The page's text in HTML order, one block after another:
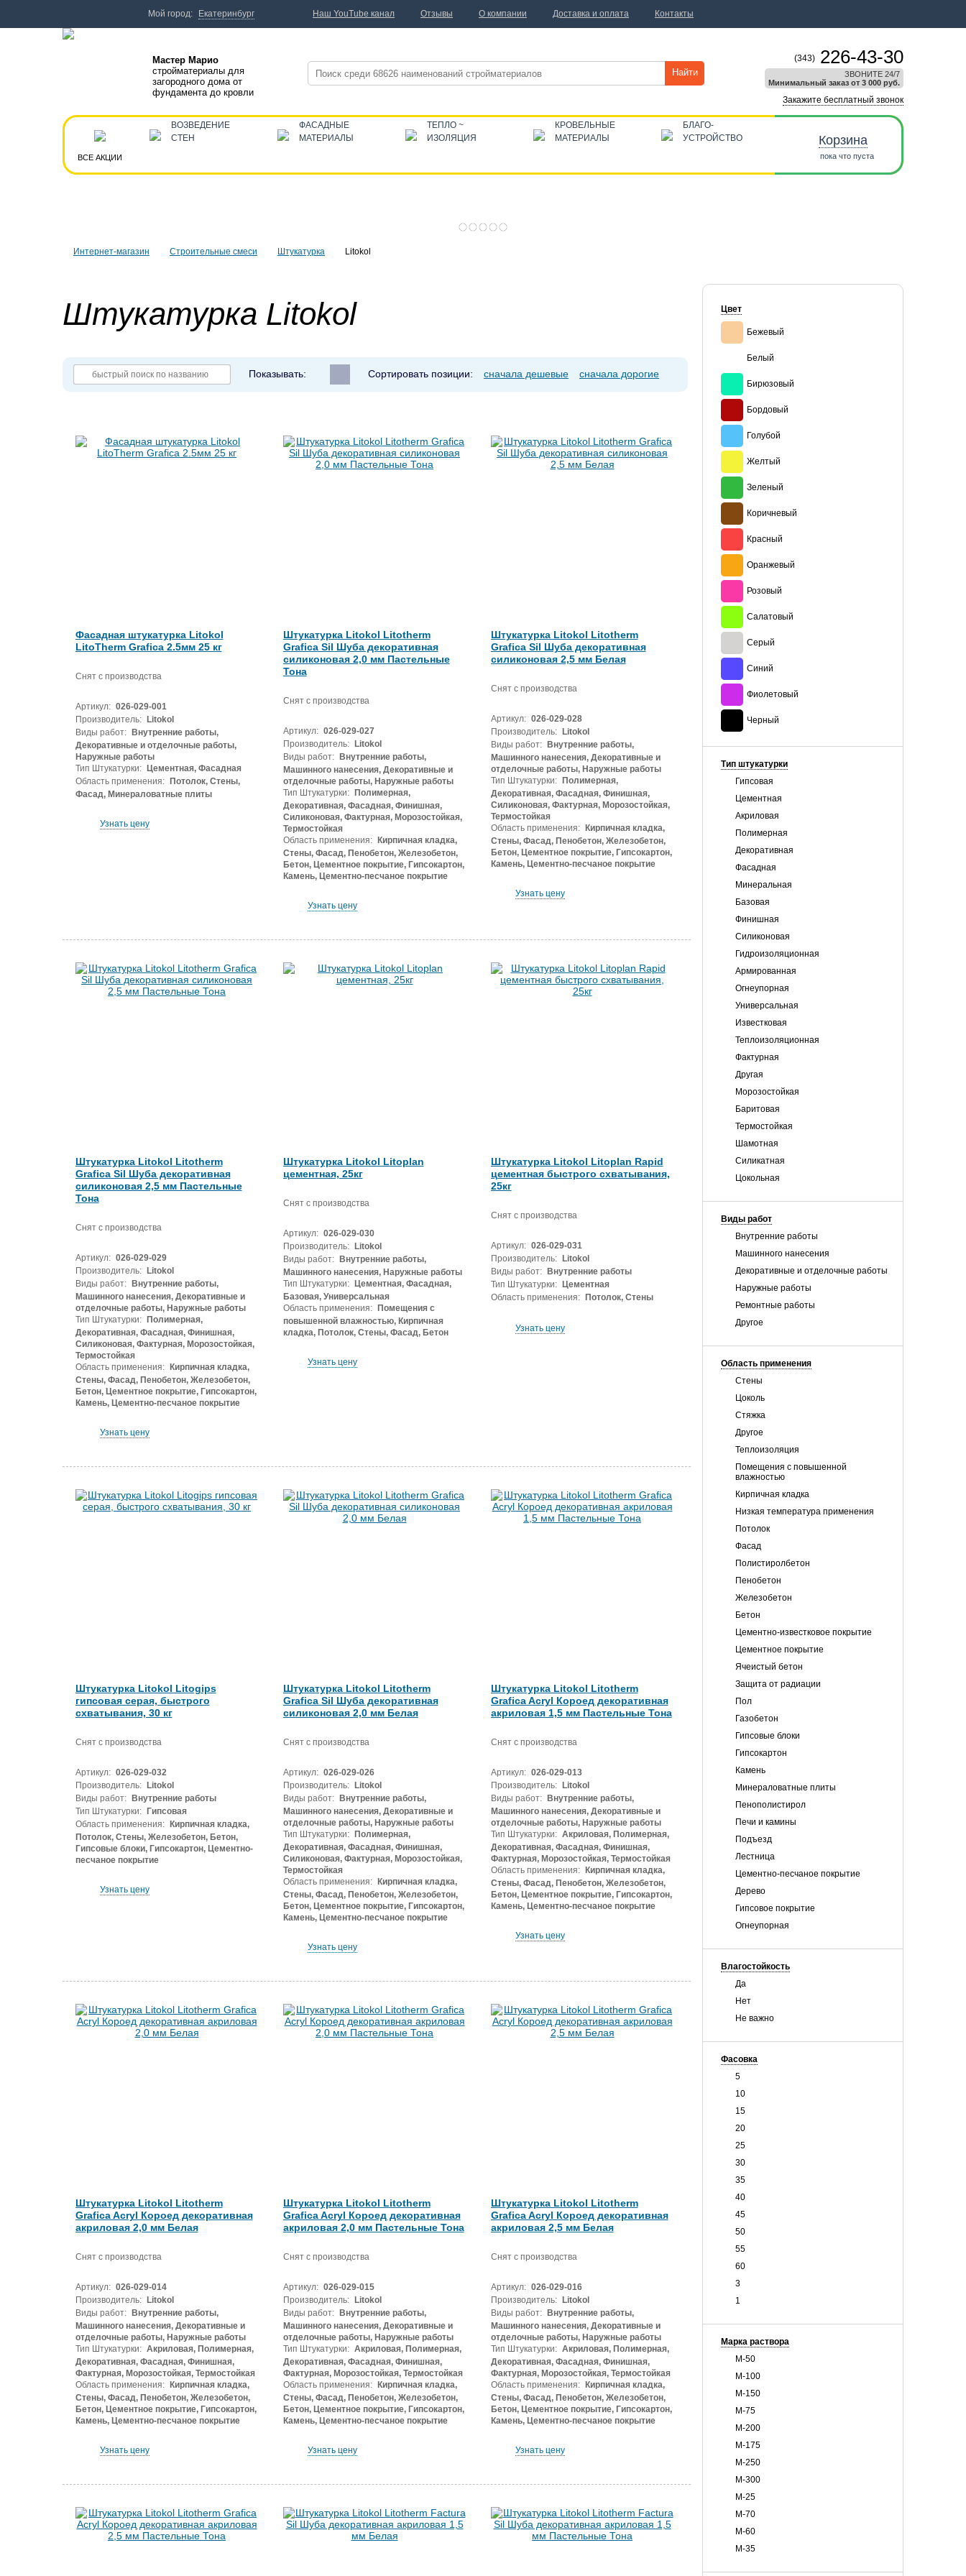
Интернет-магазин Строительные смеси Штукатурка Litokol
Цвет
Бежевый
Белый
Бирюзовый
Бордовый
Голубой
Желтый
Зеленый
Коричневый
Красный
Оранжевый
Розовый
Салатовый
Серый
Синий
Фиолетовый
Черный
Тип штукатурки
Гипсовая
Цементная
Акриловая
Полимерная
Декоративная
Фасадная
Минеральная
Базовая
Финишная
Силиконовая
Гидроизоляционная
Армированная
Огнеупорная
Универсальная
Известковая
Теплоизоляционная
Фактурная
Другая
Морозостойкая
Баритовая
Термостойкая
Шамотная
Силикатная
Цокольная
Виды работ
Внутренние работы
Машинного нанесения
Декоративные и отделочные работы
Наружные работы
Ремонтные работы
Другое
Область применения
Стены
Цоколь
Стяжка
Другое
Теплоизоляция
Помещения с повышенной
влажностью
Кирпичная кладка
Низкая температура применения
Потолок
Фасад
Полистиролбетон
Пенобетон
Железобетон
Бетон
Цементно-известковое покрытие
Цементное покрытие
Ячеистый бетон
Защита от радиации
Пол
Газобетон
Гипсовые блоки
Гипсокартон
Камень
Минераловатные плиты
Пенополистирол
Печи и камины
Подъезд
Лестница
Цементно-песчаное покрытие
Дерево
Гипсовое покрытие
Огнеупорная
Влагостойкость
Да
Нет
Не важно
Фасовка
5
10
15
20
25
30
35
40
45
50
55
60
3
1
Марка раствора
М-50
М-100
М-150
М-75
М-200
М-175
М-250
М-300
М-25
М-70
М-60
М-35
Штукатурка Litokol
Показывать: Сортировать позиции: сначала дешевые сначала дорогие
Фасадная штукатурка Litokol
LitoTherm Grafica 2.5мм 25 кг
Снят с производства
Артикул: 026-029-001
Производитель:
Litokol
Виды работ:
Внутренние работы,
Декоративные и отделочные работы,
Наружные работы
Тип Штукатурки:
Цементная, Фасадная
Область применения:
Потолок, Стены,
Фасад, Минераловатные плиты
Узнать цену
Штукатурка Litokol Litotherm
Grafica Sil Шуба декоративная
силиконовая 2,0 мм Пастельные
Тона
Снят с производства
Артикул: 026-029-027
Производитель:
Litokol
Виды работ:
Внутренние работы,
Машинного нанесения, Декоративные и
отделочные работы, Наружные работы
Тип Штукатурки:
Полимерная,
Декоративная, Фасадная, Финишная,
Силиконовая, Фактурная, Морозостойкая,
Термостойкая
Область применения:
Кирпичная кладка,
Стены, Фасад, Пенобетон, Железобетон,
Бетон, Цементное покрытие, Гипсокартон,
Камень, Цементно-песчаное покрытие
Узнать цену
Штукатурка Litokol Litotherm
Grafica Sil Шуба декоративная
силиконовая 2,5 мм Белая
Снят с производства
Артикул: 026-029-028
Производитель:
Litokol
Виды работ:
Внутренние работы,
Машинного нанесения, Декоративные и
отделочные работы, Наружные работы
Тип Штукатурки:
Полимерная,
Декоративная, Фасадная, Финишная,
Силиконовая, Фактурная, Морозостойкая,
Термостойкая
Область применения:
Кирпичная кладка,
Стены, Фасад, Пенобетон, Железобетон,
Бетон, Цементное покрытие, Гипсокартон,
Камень, Цементно-песчаное покрытие
Узнать цену
Штукатурка Litokol Litotherm
Grafica Sil Шуба декоративная
силиконовая 2,5 мм Пастельные
Тона
Снят с производства
Артикул: 026-029-029
Производитель:
Litokol
Виды работ:
Внутренние работы,
Машинного нанесения, Декоративные и
отделочные работы, Наружные работы
Тип Штукатурки:
Полимерная,
Декоративная, Фасадная, Финишная,
Силиконовая, Фактурная, Морозостойкая,
Термостойкая
Область применения:
Кирпичная кладка,
Стены, Фасад, Пенобетон, Железобетон,
Бетон, Цементное покрытие, Гипсокартон,
Камень, Цементно-песчаное покрытие
Узнать цену
Штукатурка Litokol Litoplan
цементная, 25кг
Снят с производства
Артикул: 026-029-030
Производитель:
Litokol
Виды работ:
Внутренние работы,
Машинного нанесения, Наружные работы
Тип Штукатурки:
Цементная, Фасадная,
Базовая, Универсальная
Область применения:
Помещения с
повышенной влажностью, Кирпичная
кладка, Потолок, Стены, Фасад, Бетон
Узнать цену
Штукатурка Litokol Litoplan Rapid
цементная быстрого схватывания,
25кг
Снят с производства
Артикул: 026-029-031
Производитель:
Litokol
Виды работ:
Внутренние работы
Тип Штукатурки:
Цементная
Область применения:
Потолок, Стены
Узнать цену
Штукатурка Litokol Litogips
гипсовая серая, быстрого
схватывания, 30 кг
Снят с производства
Артикул: 026-029-032
Производитель:
Litokol
Виды работ:
Внутренние работы
Тип Штукатурки:
Гипсовая
Область применения:
Кирпичная кладка,
Потолок, Стены, Железобетон, Бетон,
Гипсовые блоки, Гипсокартон, Цементно-
песчаное покрытие
Узнать цену
Штукатурка Litokol Litotherm
Grafica Sil Шуба декоративная
силиконовая 2,0 мм Белая
Снят с производства
Артикул: 026-029-026
Производитель:
Litokol
Виды работ:
Внутренние работы,
Машинного нанесения, Декоративные и
отделочные работы, Наружные работы
Тип Штукатурки:
Полимерная,
Декоративная, Фасадная, Финишная,
Силиконовая, Фактурная, Морозостойкая,
Термостойкая
Область применения:
Кирпичная кладка,
Стены, Фасад, Пенобетон, Железобетон,
Бетон, Цементное покрытие, Гипсокартон,
Камень, Цементно-песчаное покрытие
Узнать цену
Штукатурка Litokol Litotherm
Grafica Acryl Короед декоративная
акриловая 1,5 мм Пастельные Тона
Снят с производства
Артикул: 026-029-013
Производитель:
Litokol
Виды работ:
Внутренние работы,
Машинного нанесения, Декоративные и
отделочные работы, Наружные работы
Тип Штукатурки: Акриловая, Полимерная,
Декоративная, Фасадная, Финишная,
Фактурная, Морозостойкая, Термостойкая
Область применения:
Кирпичная кладка,
Стены, Фасад, Пенобетон, Железобетон,
Бетон, Цементное покрытие, Гипсокартон,
Камень, Цементно-песчаное покрытие
Узнать цену
Штукатурка Litokol Litotherm
Grafica Acryl Короед декоративная
акриловая 2,0 мм Белая
Снят с производства
Артикул: 026-029-014
Производитель:
Litokol
Виды работ:
Внутренние работы,
Машинного нанесения, Декоративные и
отделочные работы, Наружные работы
Тип Штукатурки: Акриловая, Полимерная,
Декоративная, Фасадная, Финишная,
Фактурная, Морозостойкая, Термостойкая
Область применения:
Кирпичная кладка,
Стены, Фасад, Пенобетон, Железобетон,
Бетон, Цементное покрытие, Гипсокартон,
Камень, Цементно-песчаное покрытие
Узнать цену
Штукатурка Litokol Litotherm
Grafica Acryl Короед декоративная
акриловая 2,0 мм Пастельные Тона
Снят с производства
Артикул: 026-029-015
Производитель:
Litokol
Виды работ:
Внутренние работы,
Машинного нанесения, Декоративные и
отделочные работы, Наружные работы
Тип Штукатурки: Акриловая, Полимерная,
Декоративная, Фасадная, Финишная,
Фактурная, Морозостойкая, Термостойкая
Область применения:
Кирпичная кладка,
Стены, Фасад, Пенобетон, Железобетон,
Бетон, Цементное покрытие, Гипсокартон,
Камень, Цементно-песчаное покрытие
Узнать цену
Штукатурка Litokol Litotherm
Grafica Acryl Короед декоративная
акриловая 2,5 мм Белая
Снят с производства
Артикул: 026-029-016
Производитель:
Litokol
Виды работ:
Внутренние работы,
Машинного нанесения, Декоративные и
отделочные работы, Наружные работы
Тип Штукатурки: Акриловая, Полимерная,
Декоративная, Фасадная, Финишная,
Фактурная, Морозостойкая, Термостойкая
Область применения:
Кирпичная кладка,
Стены, Фасад, Пенобетон, Железобетон,
Бетон, Цементное покрытие, Гипсокартон,
Камень, Цементно-песчаное покрытие
Узнать цену
Мастер Марио
стройматериалы для
загородного дома от
фундамента до кровли
Найти
(343) 226-43-30
ЗВОНИТЕ 24/7
Минимальный заказ от 3 000 руб.
Закажите бесплатный звонок
ВСЕ АКЦИИ
ВОЗВЕДЕНИЕ
СТЕН
ФАСАДНЫЕ
МАТЕРИАЛЫ
ТЕПЛО ~
ИЗОЛЯЦИЯ
КРОВЕЛЬНЫЕ
МАТЕРИАЛЫ
БЛАГО-
УСТРОЙСТВО
Корзина
пока что пуста
Мой город: Екатеринбург Наш YouTube канал Отзывы О компании Доставка и оплата Контакты